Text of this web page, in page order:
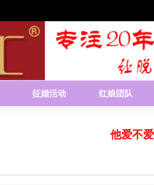
征婚活动 红娘团队
他爱不